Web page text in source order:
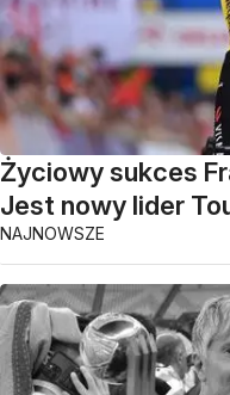
Życiowy sukces
Jest nowy lider
NAJNOWSZE